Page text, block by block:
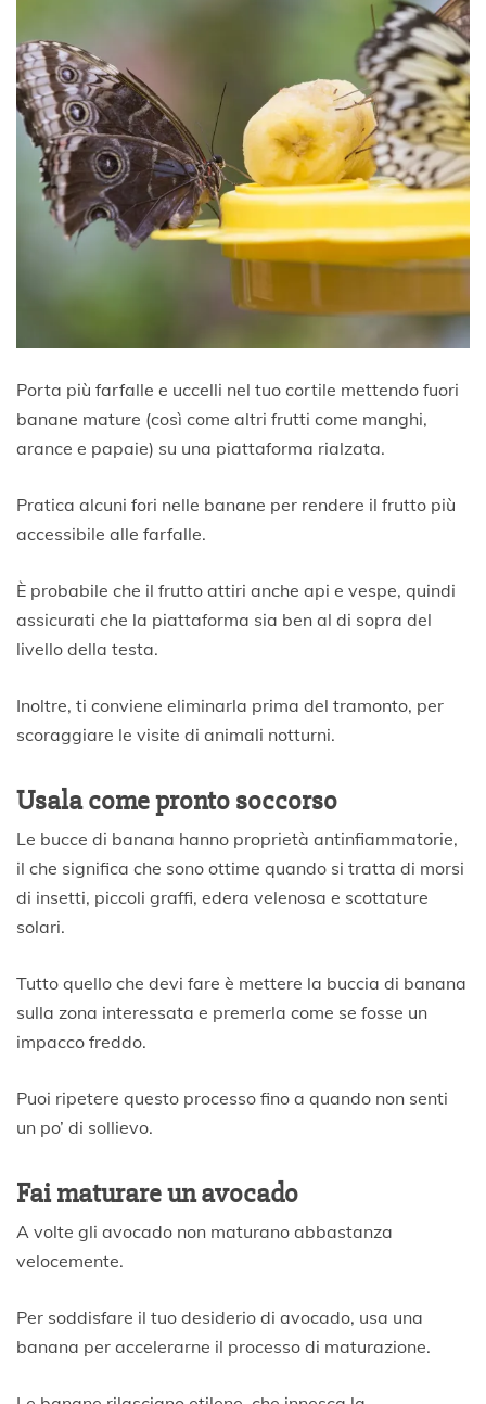
Porta più farfalle e uccelli nel tuo cortile mettendo fuori
banane mature (così come altri frutti come manghi,
arance e papaie) su una piattaforma rialzata.
Pratica alcuni fori nelle banane per rendere il frutto più
accessibile alle farfalle.
È probabile che il frutto attiri anche api e vespe, quindi
assicurati che la piattaforma sia ben al di sopra del
livello della testa.
Inoltre, ti conviene eliminarla prima del tramonto, per
scoraggiare le visite di animali notturni.
Usala come pronto soccorso
Le bucce di banana hanno proprietà antinfiammatorie,
il che significa che sono ottime quando si tratta di morsi
di insetti, piccoli graffi, edera velenosa e scottature
solari.
Tutto quello che devi fare è mettere la buccia di banana
sulla zona interessata e premerla come se fosse un
impacco freddo.
Puoi ripetere questo processo fino a quando non senti
un po’ di sollievo.
Fai maturare un avocado
A volte gli avocado non maturano abbastanza
velocemente.
Per soddisfare il tuo desiderio di avocado, usa una
banana per accelerarne il processo di maturazione.